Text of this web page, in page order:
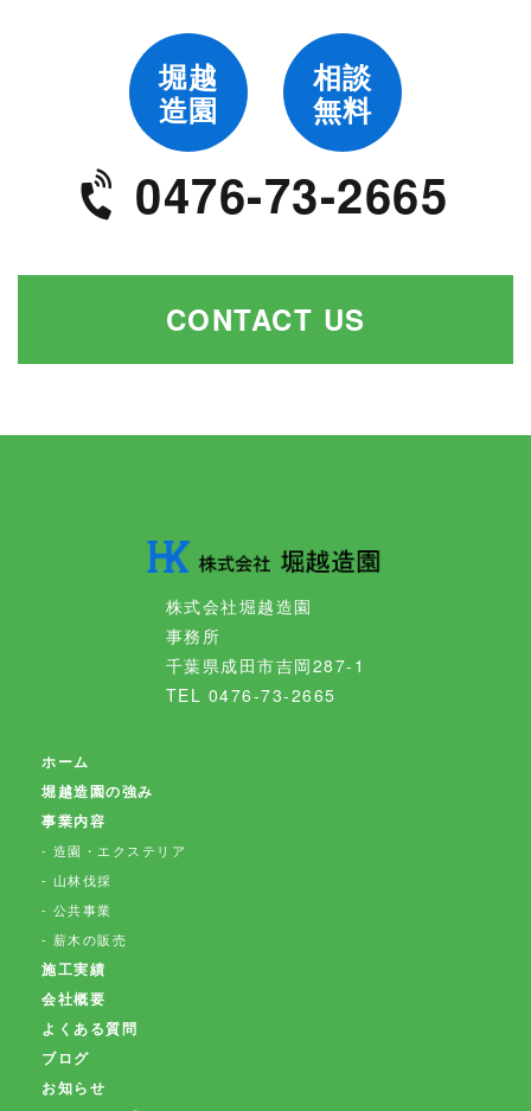
堀越
造園
相談
無料
0476-73-2665
CONTACT US
株式会社堀越造園
事務所
千葉県成田市吉岡287-1
TEL 0476-73-2665
ホーム
堀越造園の強み
事業内容
造園・エクステリア
山林伐採
公共事業
薪木の販売
施工実績
会社概要
よくある質問
ブログ
お知らせ